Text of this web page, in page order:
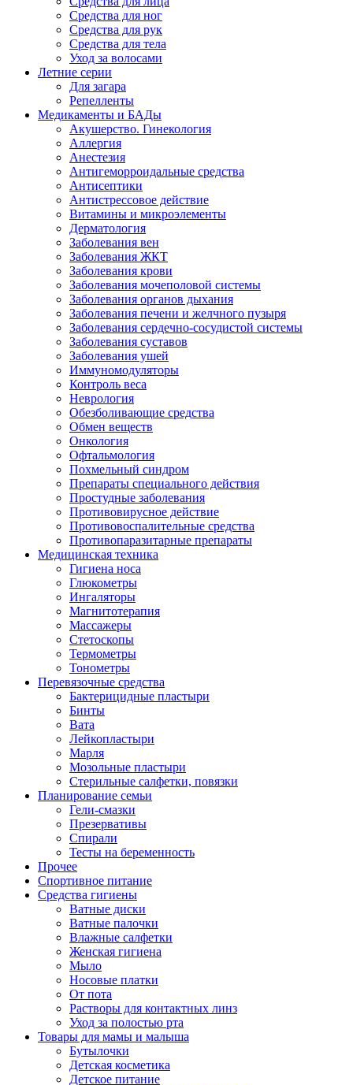
Средства для ног
Средства для рук
Средства для тела
Уход за волосами
Летние серии
Для загара
Репелленты
Медикаменты и БАДы
Акушерство. Гинекология
Аллергия
Анестезия
Антигеморроидальные средства
Антисептики
Антистрессовое действие
Витамины и микроэлементы
Дерматология
Заболевания вен
Заболевания ЖКТ
Заболевания крови
Заболевания мочеполовой системы
Заболевания органов дыхания
Заболевания печени и желчного пузыря
Заболевания сердечно-сосудистой системы
Заболевания суставов
Заболевания ушей
Иммуномодуляторы
Контроль веса
Неврология
Обезболивающие средства
Обмен веществ
Онкология
Офтальмология
Похмельный синдром
Препараты специального действия
Простудные заболевания
Противовирусное действие
Противовоспалительные средства
Противопаразитарные препараты
Медицинская техника
Гигиена носа
Глюкометры
Ингаляторы
Магнитотерапия
Массажеры
Стетоскопы
Термометры
Тонометры
Перевязочные средства
Бактерицидные пластыри
Бинты
Вата
Лейкопластыри
Марля
Мозольные пластыри
Стерильные салфетки, повязки
Планирование семьи
Гели-смазки
Презервативы
Спирали
Тесты на беременность
Прочее
Спортивное питание
Средства гигиены
Ватные диски
Ватные палочки
Влажные салфетки
Женская гигиена
Мыло
Носовые платки
От пота
Растворы для контактных линз
Уход за полостью рта
Товары для мамы и малыша
Бутылочки
Детская косметика
Детское питание